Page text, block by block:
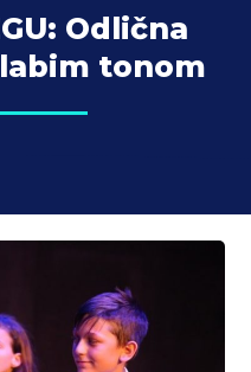
Odlična
tonom